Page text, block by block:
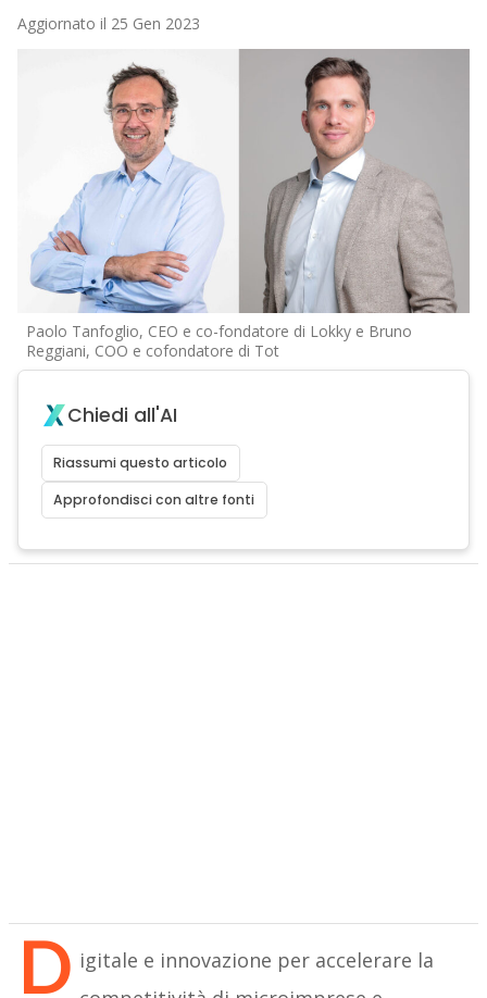
Aggiornato il 25 Gen 2023
Paolo Tanfoglio, CEO e co-fondatore di Lokky e Bruno
Reggiani, COO e cofondatore di Tot
Chiedi all'AI
Riassumi questo articolo
Approfondisci con altre fonti
D igitale e innovazione per accelerare la